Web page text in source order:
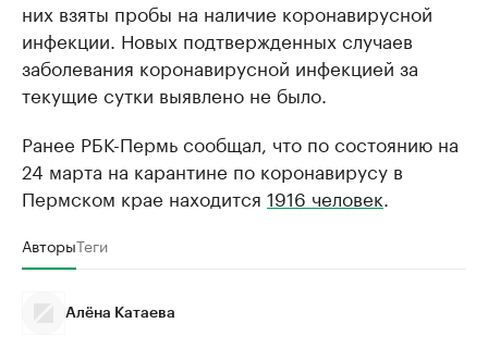
них взяты пробы на наличие коронавирусной
инфекции. Новых подтвержденных случаев
заболевания коронавирусной инфекцией за
текущие сутки выявлено не было.
Ранее РБК-Пермь сообщал, что по состоянию на
24 марта на карантине по коронавирусу в
Пермском крае находится 1916 человек
АвторыТеги
Алёна Катаева